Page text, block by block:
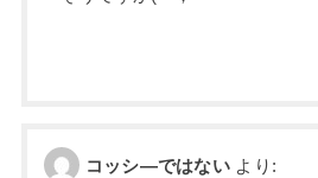
コッシ―ではない より: